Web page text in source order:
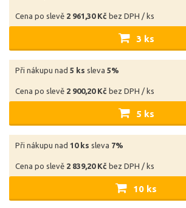
Cena po slevě 2 961,30 Kč bez DPH / ks
3 ks
Při nákupu nad 5 ks sleva 5%
Cena po slevě 2 900,20 Kč bez DPH / ks
5 ks
Při nákupu nad 10 ks sleva 7%
Cena po slevě 2 839,20 Kč bez DPH / ks
10 ks